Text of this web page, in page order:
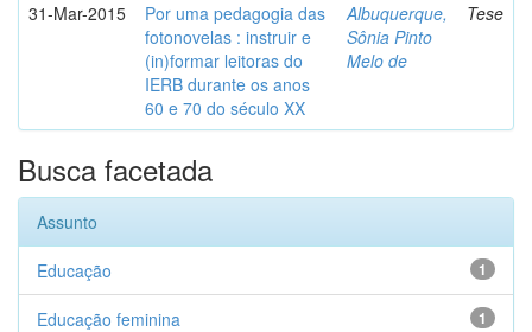
31-Mar-2015
Por uma pedagogia das
fotonovelas : instruir e
(in)formar leitoras do
IERB durante os anos
60 e 70 do século XX
Albuquerque,
Sônia Pinto
Melo de
Tese
Busca facetada
Assunto
1
Educação
1
Educação feminina